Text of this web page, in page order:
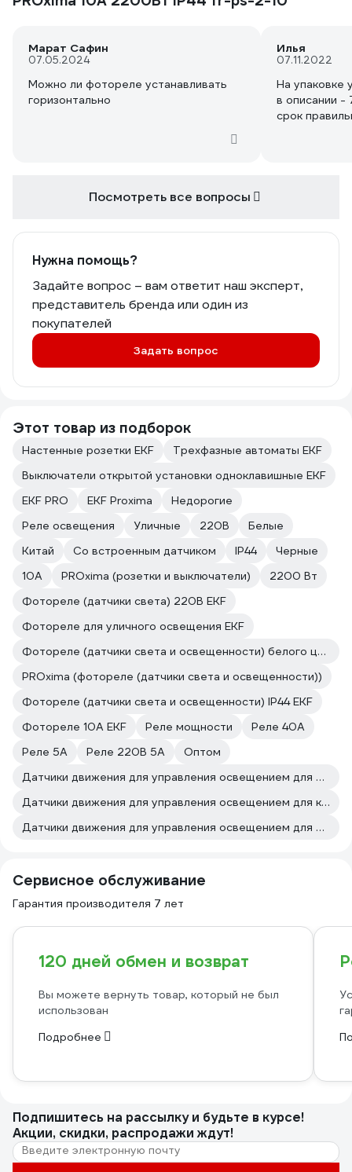
Марат Сафин
07.05.2024
Можно ли фотореле устанавливать
горизонтально
Илья
07.11.2022
На упаковке
в описании -
срок
Посмотреть все вопросы
Нужна помощь?
Задайте вопрос – вам ответит наш эксперт,
представитель бренда или один из
покупателей
Задать вопрос
Этот товар из подборок
Настенные розетки EKF
Трехфазные автоматы EKF
Выключатели открытой установки одноклавишные EKF
EKF PRO
EKF Proxima
Недорогие
Реле освещения
Уличные 220В
Белые
Китай
Со встроенным датчиком IP44
Черные
10А
PROxima (розетки и выключатели)
2200 Вт
Фотореле (датчики света) 220В EKF
Фотореле для уличного освещения EKF
Фотореле (датчики света и освещенности) белого цвета EKF
PROxima (фотореле (датчики света и освещенности))
Фотореле (датчики света и освещенности) IP44 EKF
Фотореле 10А EKF
Реле мощности
Реле 40А
Реле 5А
Реле 220В 5А
Оптом
Датчики движения для управления освещением для магазина
Датчики движения для управления освещением для кухни
Датчики движения для управления освещением для прихожей
Сервисное обслуживание
Гарантия производителя 7 лет
120 дней обмен и возврат
Вы можете вернуть товар, который не был
использован
Подробнее
Подпишитесь на рассылкуи будьте в курсе!
Акции, скидки, распродажи ждут!